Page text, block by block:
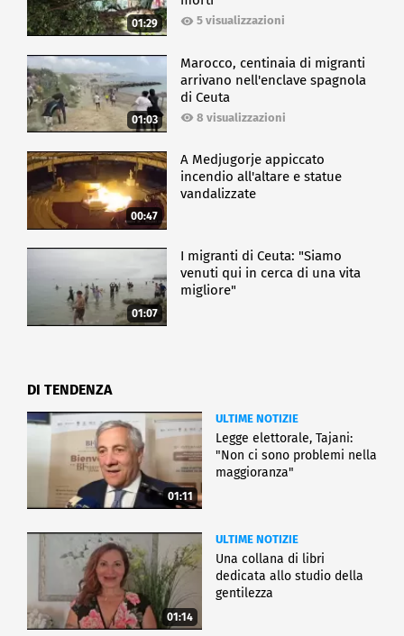
01:29 5 visualizzazioni
01:03
Marocco, centinaia di migranti
arrivano nell'enclave spagnola
di Ceuta
8 visualizzazioni
00:47
A Medjugorje appiccato
incendio all'altare e statue
vandalizzate
01:07
I migranti di Ceuta: "Siamo
venuti qui in cerca di una vita
migliore"
DI TENDENZA
01:11
ULTIME NOTIZIE
Legge elettorale, Tajani:
"Non ci sono problemi nella
maggioranza"
01:14
ULTIME NOTIZIE
Una collana di libri
dedicata allo studio della
gentilezza